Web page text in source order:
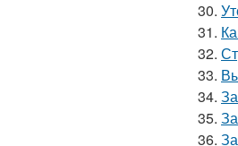
30.
31.
32.
33.
34.
35.
36.